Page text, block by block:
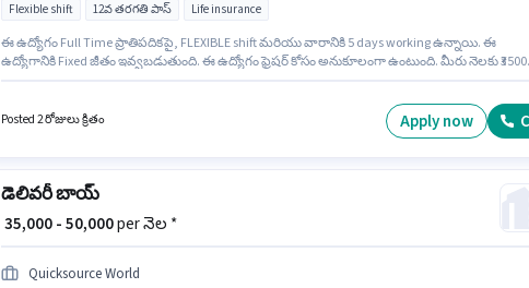
Flexible shift 12వ తరగతి పాస్ Life insurance
ఈ ఉద్యోగం Full Time ప్రాతిపదికపై, FLEXIBLE shift మరియు వారానికి 5 days working ఉన్నాయి. ఈ
ఉద్యోగానికి Fixed జీతం ఇవ్వబడుతుంది. ఈ ఉద్యోగం ఫ్రెషర్ కోసం అనుకూలంగా ఉంటుంది. మీరు నెలకు
Posted 2 రోజులు క్రితం Apply now
డెలివరీ బాయ్
₹ 35,000 - 50,000per నెల *
Quicksource World